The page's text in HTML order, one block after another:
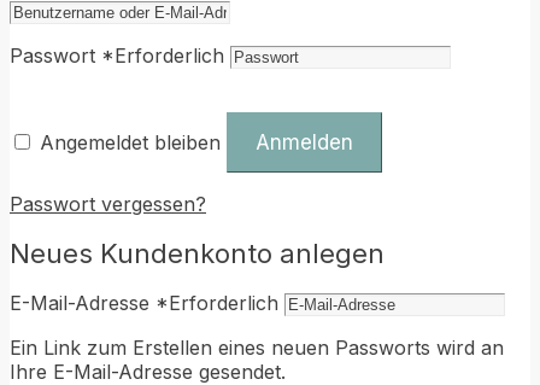
Passwort *Erforderlich
Angemeldet bleiben Anmelden
Passwort vergessen?
Neues Kundenkonto anlegen
E-Mail-Adresse *Erforderlich
Ein Link zum Erstellen eines neuen Passworts wird an
Ihre E-Mail-Adresse gesendet.